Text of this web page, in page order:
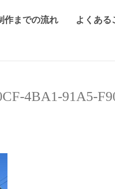
作までの流れ よくある
4BA1-91A5-